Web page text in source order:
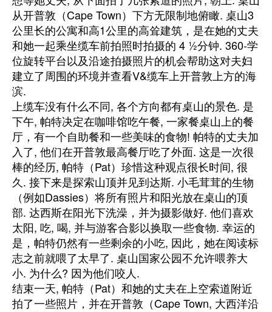
从开普敦（Cape Town）下方无限制地俯瞰. 桌山3
公里长的公寓和高1公里的高耸建筑，是在她的丈夫
和她一起乘坐缆车前拍照时拍摄的 4 ½分钟. 360-学
位旋转平台以及沿途拍摄照片的机会帮助这对夫妇
建立了周围的环境并查看V&缆车上开普敦上方的海
滨.
上缆车没有什么不同, 各个方向都有桌山的景色. 是
下午, 帕特决定在咖啡馆吃午餐, 一家餐桌山上的餐
厅，有一个自助餐和一些美味的食物! 帕特的丈夫加
入了, 他们在开普敦最高餐厅吃了外面. 这是一次很
棒的经历, 帕特（Pat）珍惜这种观点很长时间, 很
久. 接下来是探索山顶并见到达斯. 小毛茸茸的生物
（例如Dassies）将所有照片和阳光放在桌山的顶
部. 达西斯在阳光下洗澡，并为摄影做好. 他们喜欢
太阳, 吃, 喝, 并与游客合影以换取一些食物. 幸运的
是，帕特仍然有一些剩余的小吃, 因此，她在阅读标
志之前就喂了太早了. 桌山国家公园不允许喂养大
小. 为什么? 因为他们咬人.
结束一天, 帕特（Pat）和她的丈夫在上空索道附近
拍了一些照片，并在开普敦（Cape Town, 大西洋沿